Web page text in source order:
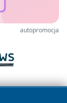
autopromocja